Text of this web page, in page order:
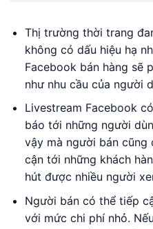
Thị trường thời trang
không có dấu hiệu hạ
Facebook bán hàng sẽ
như nhu cầu của người
Livestream Facebook
báo tới những người
vậy mà người bán cũng
cận tới những khách
hút được nhiều người
Người bán có thể tiếp
với mức chi phí nhỏ.